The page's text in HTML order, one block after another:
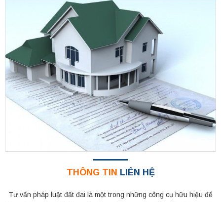
THÔNG TIN LIÊN HỆ
Tư vấn pháp luật đất đai là một trong những công cụ hữu hiệu để